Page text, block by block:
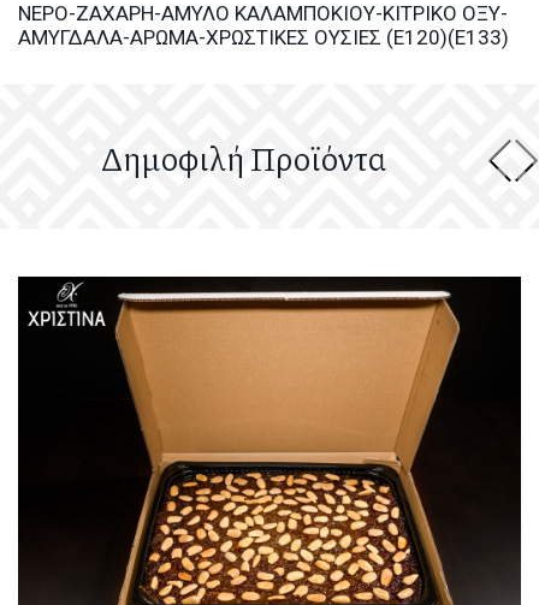
ΝΕΡΟ-ΖΑΧΑΡΗ-ΑΜΥΛΟ ΚΑΛΑΜΠΟΚΙΟΥ-ΚΙΤΡΙΚΟ ΟΞΥ-
ΑΜΥΓΔΑΛΑ-ΑΡΩΜΑ-ΧΡΩΣΤΙΚΕΣ ΟΥΣΙΕΣ (Ε120)(E133)
Δημοφιλή Προϊόντα